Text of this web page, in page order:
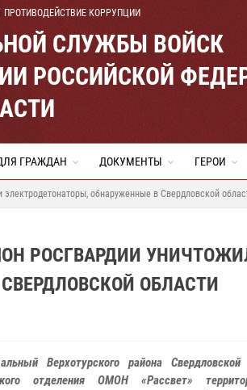
ПРОТИВОДЕЙСТВИЕ КОРРУПЦИИ
СЛУЖБЫ ВОЙСК
РОССИЙСКОЙ
ГРАЖДАН ДОКУМЕНТЫ ГЕРОИ
обнаруженные в Свердловской
РОСГВАРДИИ
ОБЛАСТИ
Верхотурского района
отделения ОМОН «Рассвет»